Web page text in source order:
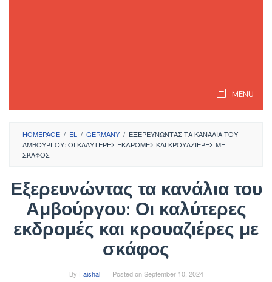
MENU
HOMEPAGE / EL / GERMANY / ΕΞΕΡΕΥΝΏΝΤΑΣ ΤΑ ΚΑΝΆΛΙΑ ΤΟΥ
ΑΜΒΟΎΡΓΟΥ: ΟΙ ΚΑΛΎΤΕΡΕΣ ΕΚΔΡΟΜΈΣ ΚΑΙ ΚΡΟΥΑΖΙΈΡΕΣ ΜΕ
ΣΚΆΦΟΣ
Εξερευνώντας τα κανάλια του
Αμβούργου: Οι καλύτερες
εκδρομές και κρουαζιέρες με
σκάφος
By Faishal Posted onSeptember 10, 2024